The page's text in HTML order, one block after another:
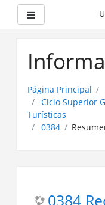
contenido
Página Principal
Ciclo Superior
Turísticas
0384
0384